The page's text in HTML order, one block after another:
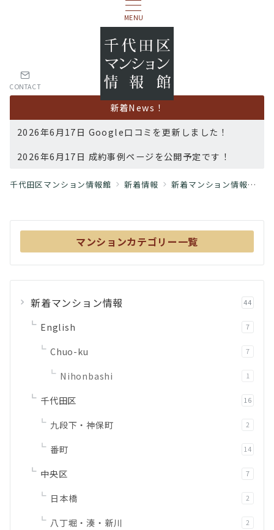
MENU
CONTACT
新着News！
2026年6月17日 Google口コミを更新しました！
2026年6月17日 成約事例ページを公開予定です！
千代田区マンション情報館 新着情報 新着マンション情報
マンションカテゴリー一覧
新着マンション情報 44
English 7
Chuo-ku 7
Nihonbashi 1
千代田区 16
九段下・神保町 2
番町 14
中央区 7
日本橋 2
八丁堀・湊・新川 2